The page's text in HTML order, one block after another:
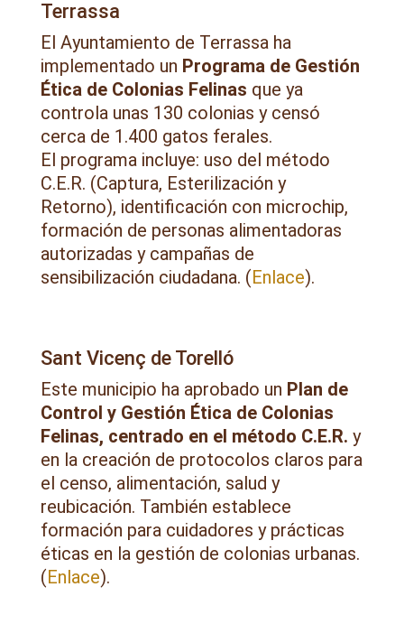
Terrassa
El Ayuntamiento de Terrassa ha
implementado un Programa de Gestión
Ética de Colonias Felinas que ya
controla unas 130 colonias y censó
cerca de 1.400 gatos ferales.
El programa incluye: uso del método
C.E.R. (Captura, Esterilización y
Retorno), identificación con microchip,
formación de personas alimentadoras
autorizadas y campañas de
sensibilización ciudadana. (Enlace).
Sant Vicenç de Torelló
Este municipio ha aprobado un Plan de
Control y Gestión Ética de Colonias
Felinas, centrado en el método C.E.R. y
en la creación de protocolos claros para
el censo, alimentación, salud y
reubicación. También establece
formación para cuidadores y prácticas
éticas en la gestión de colonias urbanas.
(Enlace).